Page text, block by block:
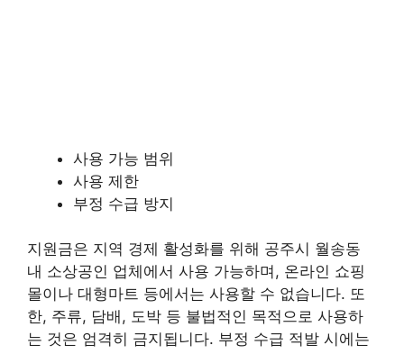
사용 가능 범위
사용 제한
부정 수급 방지
지원금은 지역 경제 활성화를 위해 공주시 월송동
내 소상공인 업체에서 사용 가능하며, 온라인 쇼핑
몰이나 대형마트 등에서는 사용할 수 없습니다. 또
한, 주류, 담배, 도박 등 불법적인 목적으로 사용하
는 것은 엄격히 금지됩니다. 부정 수급 적발 시에는